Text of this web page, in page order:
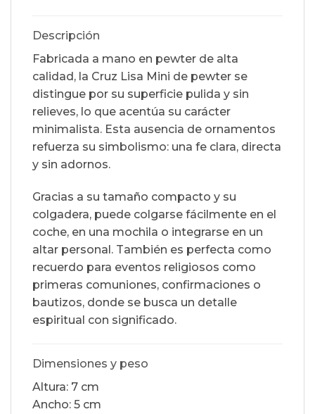
Descripción
Fabricada a mano en pewter de alta
calidad, la Cruz Lisa Mini de pewter se
distingue por su superficie pulida y sin
relieves, lo que acentúa su carácter
minimalista. Esta ausencia de ornamentos
refuerza su simbolismo: una fe clara, directa
y sin adornos.
Gracias a su tamaño compacto y su
colgadera, puede colgarse fácilmente en el
coche, en una mochila o integrarse en un
altar personal. También es perfecta como
recuerdo para eventos religiosos como
primeras comuniones, confirmaciones o
bautizos, donde se busca un detalle
espiritual con significado.
Dimensiones y peso
Altura: 7 cm
Ancho: 5 cm